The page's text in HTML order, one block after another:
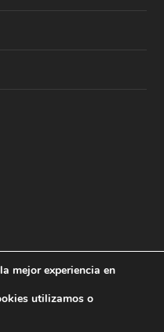
Sevilla
mejor experiencia en
utilizamos o